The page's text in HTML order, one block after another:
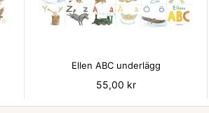

Ellen ABC underlägg
Pris
55,00 kr